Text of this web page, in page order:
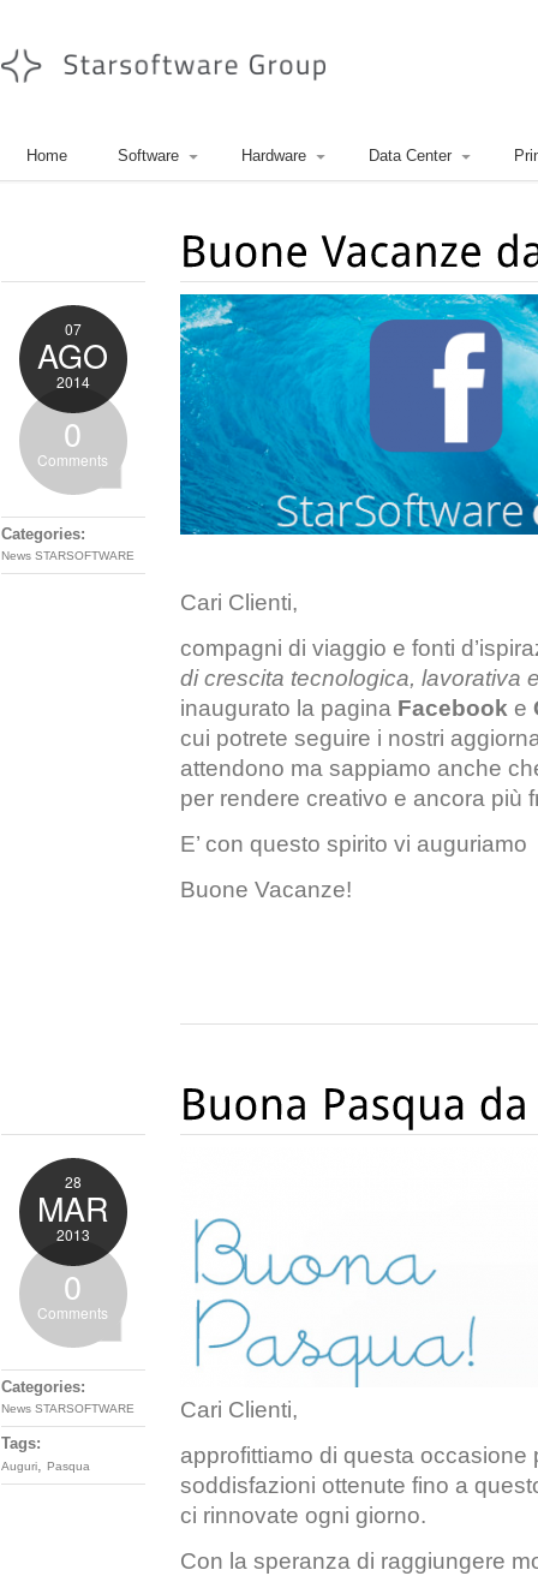
Home Software Hardware Data Center
07
AGO
2014
0
Comments
Categories:
News STARSOFTWARE
Cari Clienti,
compagni di viaggio e fonti
di crescita tecnologica, lavorativa
inaugurato la pagina Facebooke
cui potrete seguire i nostri
attendono ma sappiamo anche
per rendere creativo e ancora più
E’ con questo spirito vi auguriamo
Buone Vacanze!
28
MAR
2013
0
Comments
Categories:
News STARSOFTWARE
Tags:
Auguri Pasqua
Cari Clienti,
approfittiamo di questa occasione
soddisfazioni ottenute fino a
ci rinnovate ogni giorno.
Con la speranza di raggiungere